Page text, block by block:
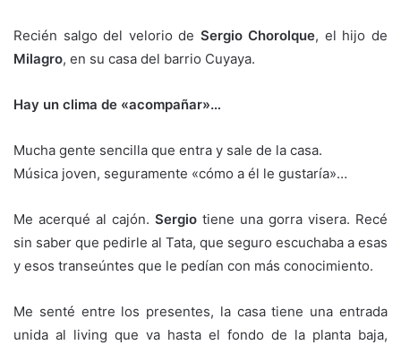
Recién salgo del velorio de Sergio Chorolque, el hijo de
Milagro, en su casa del barrio Cuyaya.
Hay un clima de «acompañar»…
Mucha gente sencilla que entra y sale de la casa.
Música joven, seguramente «cómo a él le gustaría»…
Me acerqué al cajón. Sergio tiene una gorra visera. Recé
sin saber que pedirle al Tata, que seguro escuchaba a esas
y esos transeúntes que le pedían con más conocimiento.
Me senté entre los presentes, la casa tiene una entrada
unida al living que va hasta el fondo de la planta baja,